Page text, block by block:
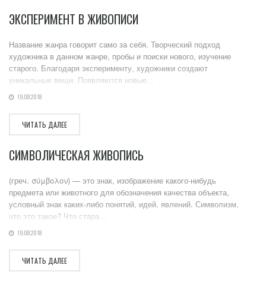
ЭКСПЕРИМЕНТ В ЖИВОПИСИ
Название жанра говорит само за себя. Творческий подход
художника в данном жанре, пробы и поиски нового, изучение
старого. Благодаря эксперименту, художники создают
уникальные вещи. Появляются новые...
19.08.2018
ЧИТАТЬ ДАЛЕЕ
СИМВОЛИЧЕСКАЯ ЖИВОПИСЬ
(греч. σύμβολον) — это знак, изображение какого-нибудь
предмета или животного для обозначения качества объекта,
условный знак каких-либо понятий, идей, явлений. Символизм,
что это такое? Что стара...
19.08.2018
ЧИТАТЬ ДАЛЕЕ